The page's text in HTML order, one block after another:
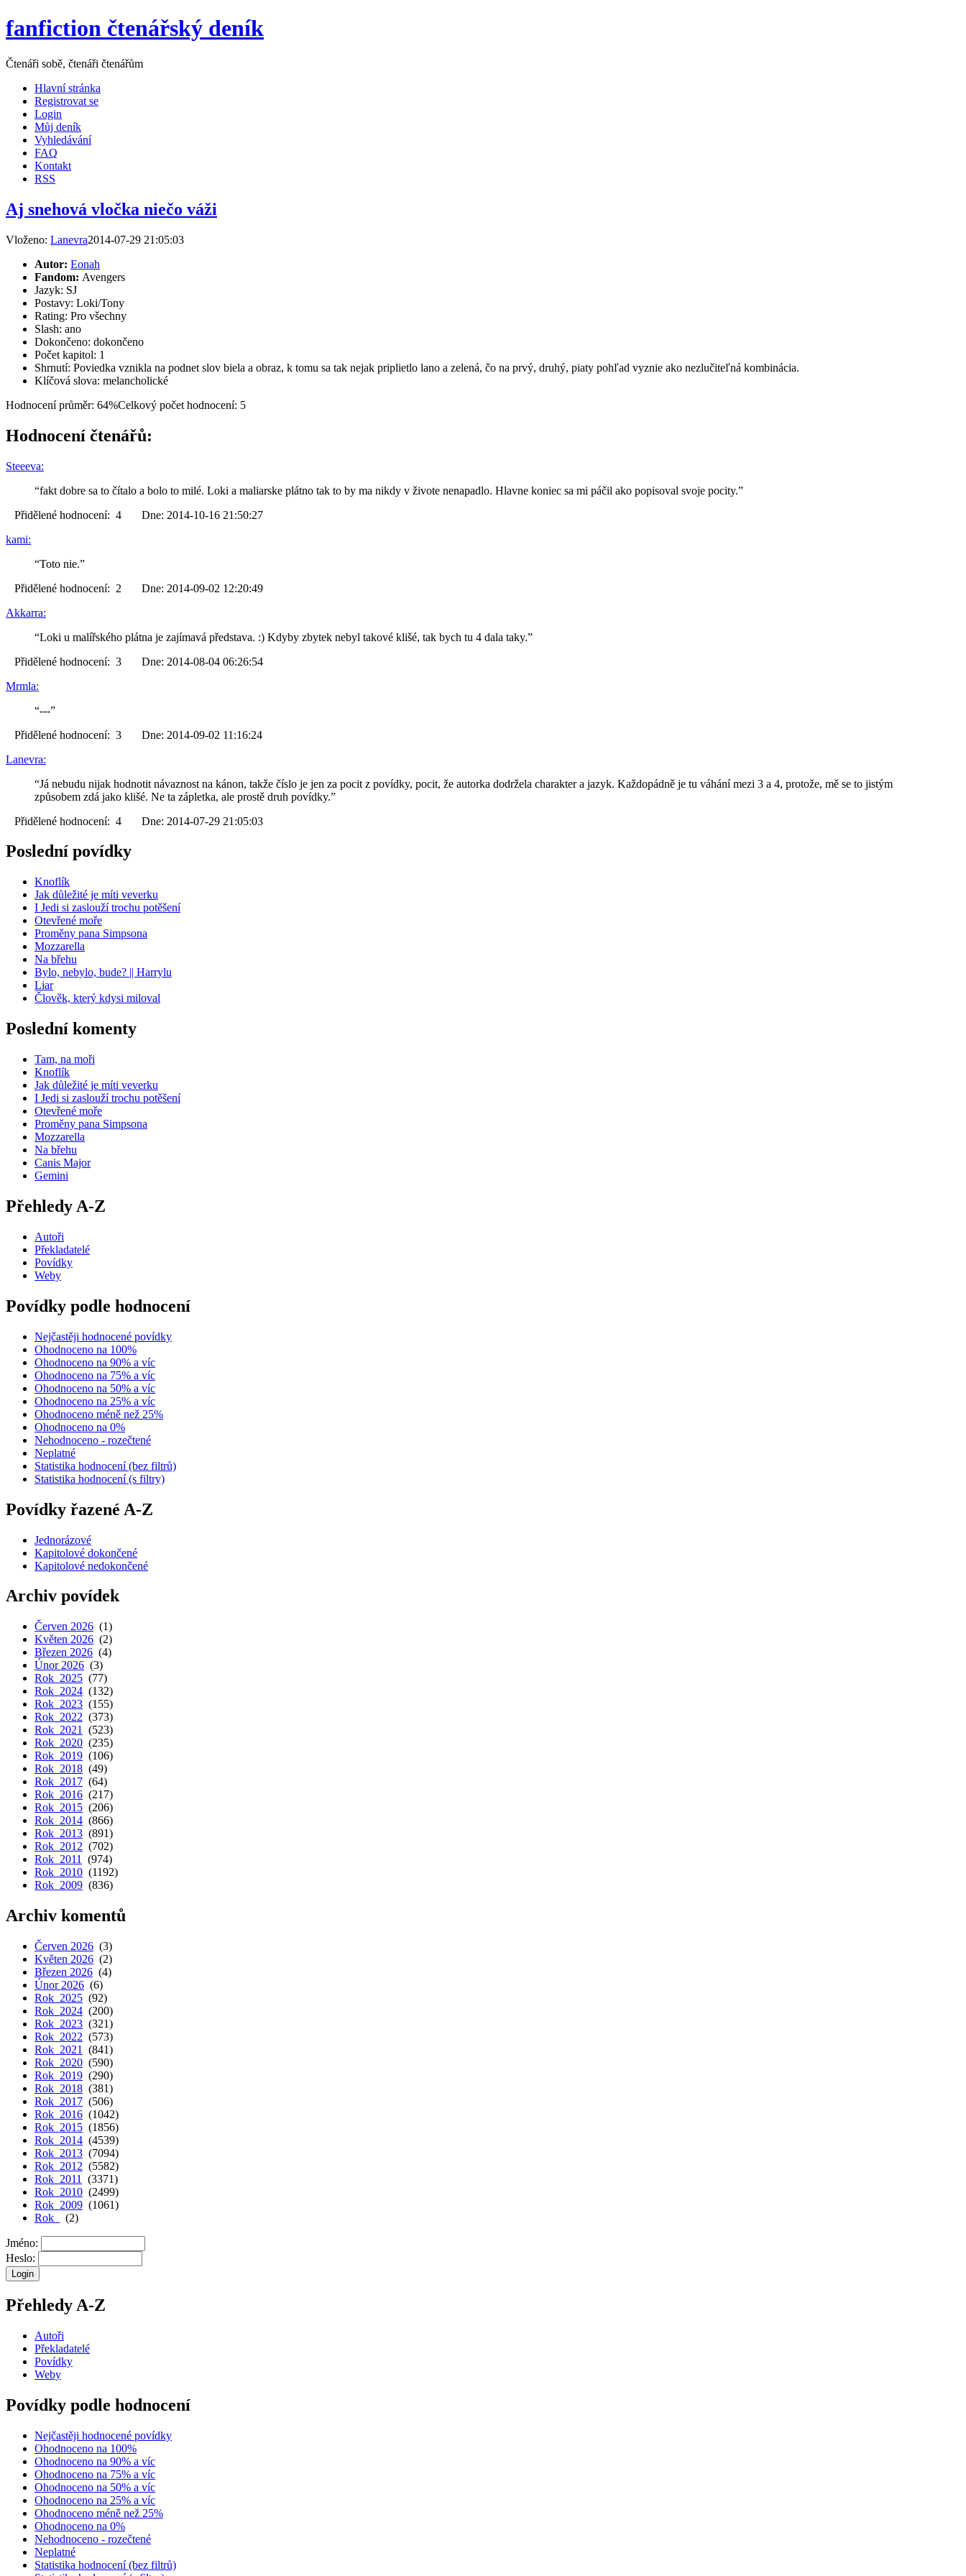
fanfiction čtenářský deník
Čtenáři sobě, čtenáři čtenářům
Hlavní stránka
Registrovat se
Login
Můj deník
Vyhledávání
FAQ
Kontakt
RSS
Aj snehová vločka niečo váži
Vloženo: Lanevra2014-07-29 21:05:03
Autor: Eonah
Fandom: Avengers
Jazyk: SJ
Postavy: Loki/Tony
Rating: Pro všechny
Slash: ano
Dokončeno: dokončeno
Počet kapitol: 1
Shrnutí: Poviedka vznikla na podnet slov biela a obraz, k tomu sa tak nejak priplietlo lano a zelená, čo na prvý, druhý, piaty pohľad vyznie ako nezlučiteľná kombinácia.
Klíčová slova: melancholické
Hodnocení průměr: 64%Celkový počet hodnocení: 5
Hodnocení čtenářů:
Steeeva:
“fakt dobre sa to čítalo a bolo to milé. Loki a maliarske plátno tak to by ma nikdy v živote nenapadlo. Hlavne koniec sa mi páčil ako popisoval svoje pocity.”
Přidělené hodnocení: 4 Dne: 2014-10-16 21:50:27
kami:
“Toto nie.”
Přidělené hodnocení: 2 Dne: 2014-09-02 12:20:49
Akkarra:
“Loki u malířského plátna je zajímavá představa. :) Kdyby zbytek nebyl takové klišé, tak bych tu 4 dala taky.”
Přidělené hodnocení: 3 Dne: 2014-08-04 06:26:54
Mrmla:
“---”
Přidělené hodnocení: 3 Dne: 2014-09-02 11:16:24
Lanevra:
“Já nebudu nijak hodnotit návaznost na kánon, takže číslo je jen za pocit z povídky, pocit, že autorka dodržela charakter a jazyk. Každopádně je tu váhání mezi 3 a 4, protože, mě se to jistým
způsobem zdá jako klišé. Ne ta zápletka, ale prostě druh povídky.”
Přidělené hodnocení: 4 Dne: 2014-07-29 21:05:03
Poslední povídky
Knoflík
Jak důležité je míti veverku
I Jedi si zaslouží trochu potěšení
Otevřené moře
Proměny pana Simpsona
Mozzarella
Na břehu
Bylo, nebylo, bude? || Harrylu
Liar
Člověk, který kdysi miloval
Poslední komenty
Tam, na moři
Knoflík
Jak důležité je míti veverku
I Jedi si zaslouží trochu potěšení
Otevřené moře
Proměny pana Simpsona
Mozzarella
Na břehu
Canis Major
Gemini
Přehledy A-Z
Autoři
Překladatelé
Povídky
Weby
Povídky podle hodnocení
Nejčastěji hodnocené povídky
Ohodnoceno na 100%
Ohodnoceno na 90% a víc
Ohodnoceno na 75% a víc
Ohodnoceno na 50% a víc
Ohodnoceno na 25% a víc
Ohodnoceno méně než 25%
Ohodnoceno na 0%
Nehodnoceno - rozečtené
Neplatné
Statistika hodnocení (bez filtrů)
Statistika hodnocení (s filtry)
Povídky řazené A-Z
Jednorázové
Kapitolové dokončené
Kapitolové nedokončené
Archiv povídek
Červen 2026 (1)
Květen 2026 (2)
Březen 2026 (4)
Únor 2026 (3)
Rok 2025 (77)
Rok 2024 (132)
Rok 2023 (155)
Rok 2022 (373)
Rok 2021
(523)
Rok 2020 (235)
Rok 2019 (106)
Rok 2018 (49)
Rok 2017 (64)
Rok 2016 (217)
Rok 2015 (206)
Rok 2014 (866)
Rok 2013 (891)
Rok 2012 (702)
Rok 2011
(974)
Rok 2010 (1192)
Rok 2009 (836)
Archiv komentů
Červen 2026 (3)
Květen 2026 (2)
Březen 2026 (4)
Únor 2026 (6)
Rok 2025 (92)
Rok 2024 (200)
Rok 2023 (321)
Rok 2022 (573)
Rok 2021
(841)
Rok 2020 (590)
Rok 2019 (290)
Rok 2018 (381)
Rok 2017 (506)
Rok 2016 (1042)
Rok 2015 (1856)
Rok 2014 (4539)
Rok 2013 (7094)
Rok 2012 (5582)
Rok 2011
(3371)
Rok 2010 (2499)
Rok 2009 (1061)
Rok
(2)
Jméno:
Heslo:
Přehledy A-Z
Autoři
Překladatelé
Povídky
Weby
Povídky podle hodnocení
Nejčastěji hodnocené povídky
Ohodnoceno na 100%
Ohodnoceno na 90% a víc
Ohodnoceno na 75% a víc
Ohodnoceno na 50% a víc
Ohodnoceno na 25% a víc
Ohodnoceno méně než 25%
Ohodnoceno na 0%
Nehodnoceno - rozečtené
Neplatné
Statistika hodnocení (bez filtrů)